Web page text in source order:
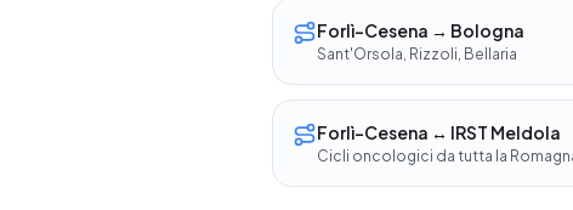
Forlì-Cesena → Bologna
Sant'Orsola, Rizzoli, Bellaria
Forlì-Cesena ↔ IRST Meldola
Cicli oncologici da tutta la